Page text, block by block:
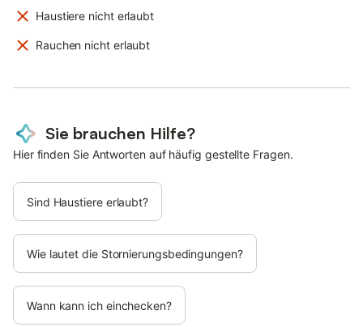
Haustiere nicht erlaubt
Rauchen nicht erlaubt
Sie brauchen Hilfe?
Hier finden Sie Antworten auf häufig gestellte Fragen.
Sind Haustiere erlaubt?
Wie lautet die Stornierungsbedingungen?
Wann kann ich einchecken?